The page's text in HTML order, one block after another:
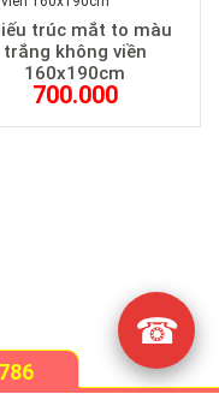
trúc mắt to màu
trắng không viền
160x190cm
700.000
☎